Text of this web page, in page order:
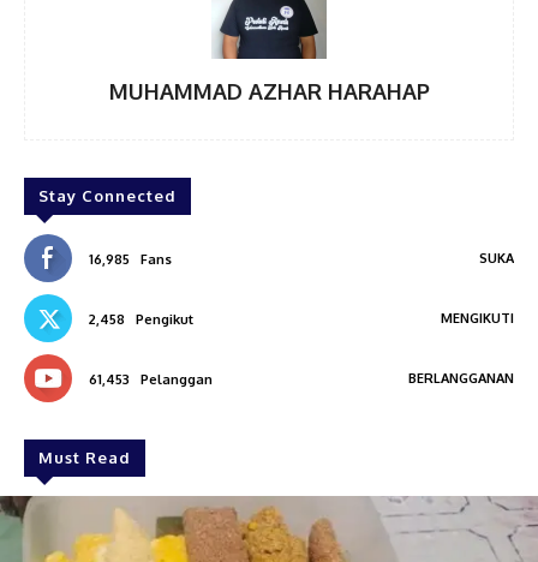
MUHAMMAD AZHAR HARAHAP
Stay Connected
16,985 Fans SUKA
2,458 Pengikut MENGIKUTI
61,453 Pelanggan BERLANGGANAN
Must Read